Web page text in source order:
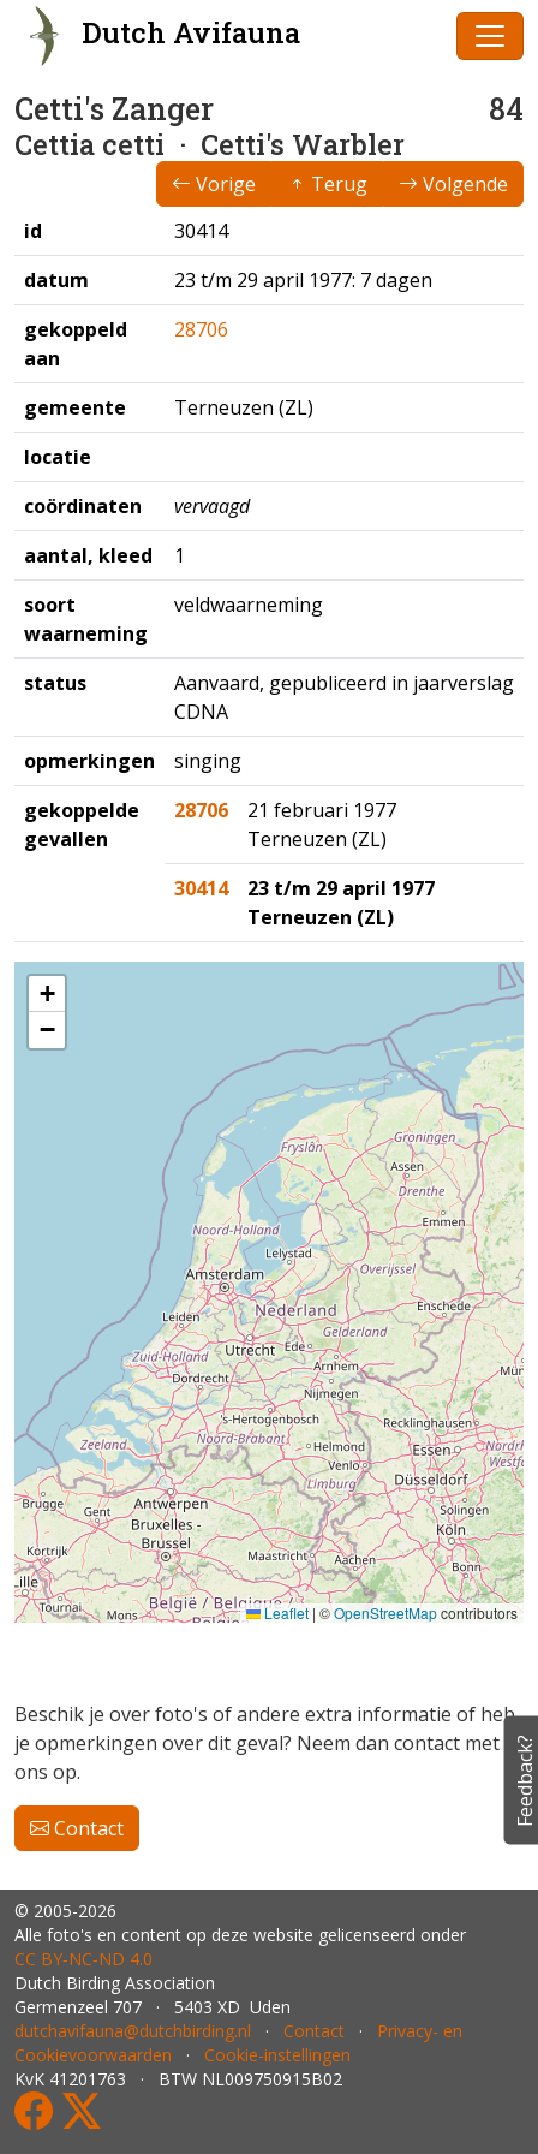
Dutch Avifauna
Cetti's Zanger 84
Cettia cetti · Cetti's Warbler
Vorige Terug
Volgende
id
30414
datum
23 t/m 29 april 1977: 7 dagen
gekoppeld
aan
28706
gemeente
Terneuzen (ZL)
locatie
coördinaten
vervaagd
aantal, kleed
1
soort
waarneming
veldwaarneming
status
Aanvaard, gepubliceerd in jaarverslag
CDNA
opmerkingen
singing
gekoppelde
gevallen
28706
21 februari 1977
Terneuzen (ZL)
30414
23 t/m 29 april 1977
Terneuzen (ZL)
+
−
Leaflet| ©OpenStreetMapcontributors
Beschik je over foto's of andere extra informatie of heb
je opmerkingen over dit geval? Neem dan contact met
ons op.
Contact
© 2005-2026
Alle foto's en content op deze website gelicenseerd onder
CC BY‑NC‑ND 4.0
Dutch Birding Association
Germenzeel 707 · 5403 XD Uden
dutchavifauna@dutchbirding.nl · Contact · Privacy- en
Cookievoorwaarden · Cookie-instellingen
KvK 41201763 · BTW NL009750915B02
Feedback?